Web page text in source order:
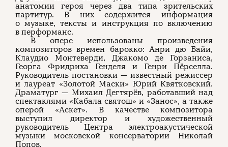
анатомии героя через два типа зрительских
партитур. В них содержится информация
о музыке, тексты и инструкция по включению
в перформанс.
В опере использованы произведения
композиторов времен барокко: Анри дю Байи,
Клаудио Монтеверди, Джакомо де Горзаниса,
Георга Фридриха Генделя и Генри Пёрселла.
Руководитель постановки — известный режиссер
и лауреат «Золотой Маски» Юрий Квятковский.
Драматург — Михаил Дегтярёв, работавший над
спектаклями «Кабала святош» и «Занос», а также
оперой «Аскет». В качестве композитора
выступил директор и художественный
руководитель Центра электроакустической
музыки московской консерватории Николай
Попов.